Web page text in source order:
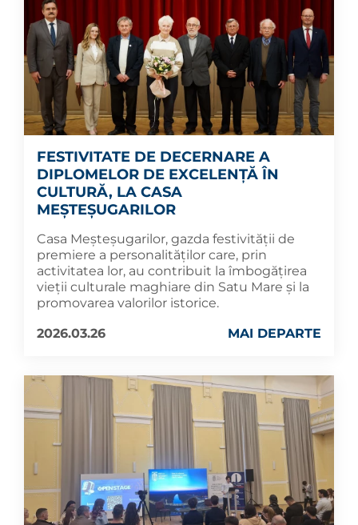
FESTIVITATE DE DECERNARE A
DIPLOMELOR DE EXCELENȚĂ ÎN
CULTURĂ, LA CASA
MEȘTEȘUGARILOR
Casa Meșteșugarilor, gazda festivității de
premiere a personalităților care, prin
activitatea lor, au contribuit la îmbogățirea
vieții culturale maghiare din Satu Mare și la
promovarea valorilor istorice.
2026.03.26
MAI DEPARTE